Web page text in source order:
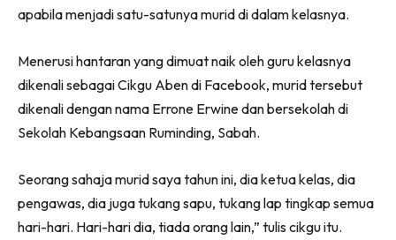
apabila menjadi satu-satunya murid di dalam kelasnya.
Menerusi hantaran yang dimuat naik oleh guru kelasnya
dikenali sebagai Cikgu Aben di Facebook, murid tersebut
dikenali dengan nama Errone Erwine dan bersekolah di
Sekolah Kebangsaan Ruminding, Sabah.
Seorang sahaja murid saya tahun ini, dia ketua kelas, dia
pengawas, dia juga tukang sapu, tukang lap tingkap semua
hari-hari. Hari-hari dia, tiada orang lain,” tulis cikgu itu.